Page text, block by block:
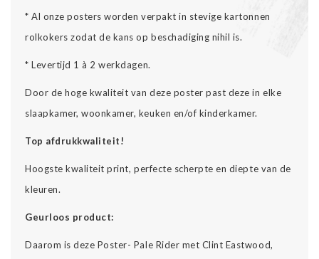
* Al onze posters worden verpakt in stevige kartonnen
rolkokers zodat de kans op beschadiging nihil is.
* Levertijd 1 à 2 werkdagen.
Door de hoge kwaliteit van deze poster past deze in elke
slaapkamer, woonkamer, keuken en/of kinderkamer.
Top afdrukkwaliteit!
Hoogste kwaliteit print, perfecte scherpte en diepte van de
kleuren.
Geurloos product:
Daarom is deze Poster- Pale Rider met Clint Eastwood,